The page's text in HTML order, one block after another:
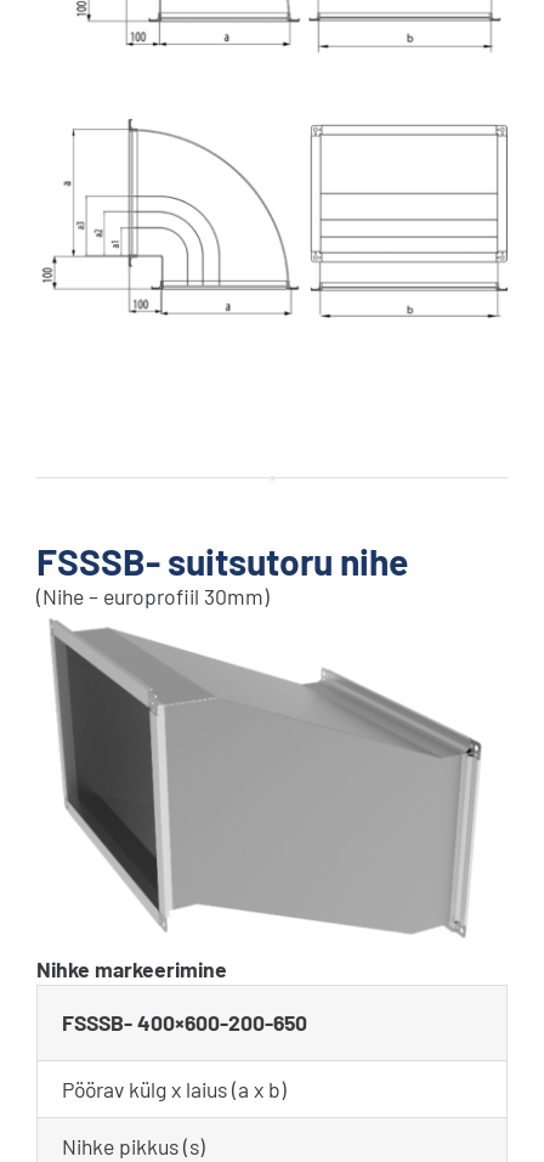
FSSSB- suitsutoru nihe
(Nihe – europrofiil 30mm)
Nihke markeerimine
FSSSB- 400×600-200-650
Pöörav külg x laius (a x b)
Nihke pikkus (s)